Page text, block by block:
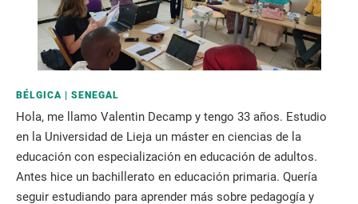
BÉLGICA SENEGAL
Hola, me llamo Valentin Decamp y tengo 33 años. Estudio
en la Universidad de Lieja un máster en ciencias de la
educación con especialización en educación de adultos.
Antes hice un bachillerato en educación primaria. Quería
seguir estudiando para aprender más sobre pedagogía y